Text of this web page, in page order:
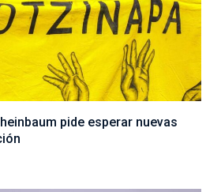
pide esperar nuevas